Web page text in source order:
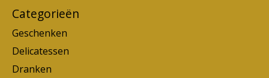
Categorieën
Geschenken
Delicatessen
Dranken